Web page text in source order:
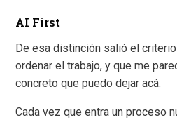
AI First
De esa distinción salió el
ordenar el trabajo, y que me
concreto que puedo dejar acá.
Cada vez que entra un proceso